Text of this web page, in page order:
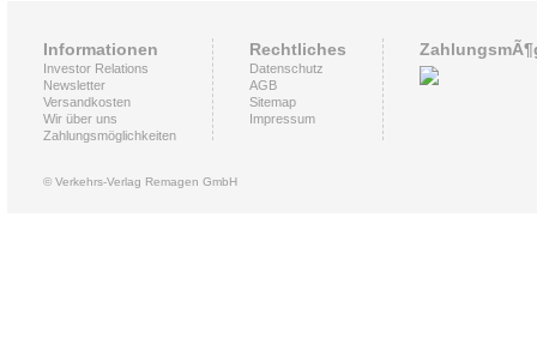
Informationen
Investor Relations
Newsletter
Versandkosten
Wir über uns
Zahlungsmöglichkeiten
Rechtliches
Datenschutz
AGB
Sitemap
Impressum
© Verkehrs-Verlag Remagen GmbH